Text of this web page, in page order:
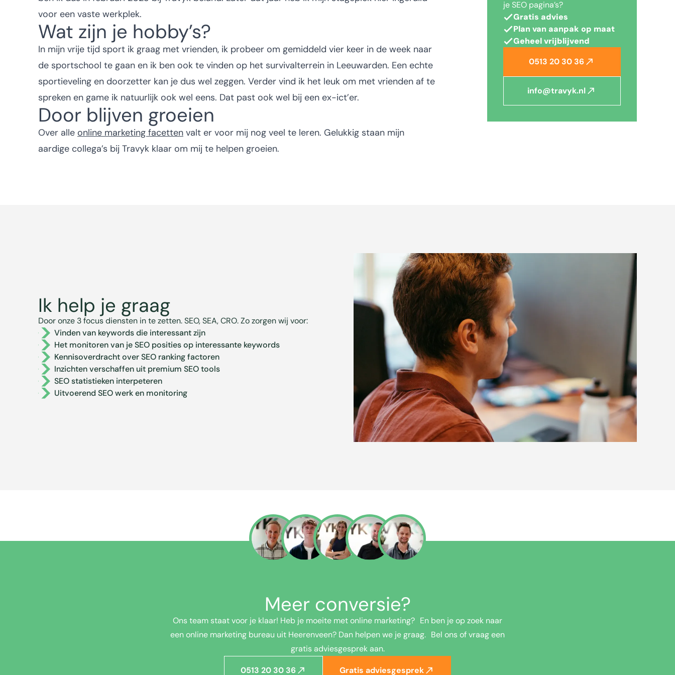
voor een vaste werkplek.
Wat zijn je hobby’s?
In mijn vrije tijd sport ik graag met vrienden, ik probeer om gemiddeld vier keer in de week naar
de sportschool te gaan en ik ben ook te vinden op het survivalterrein in Leeuwarden. Een echte
sportieveling en doorzetter kan je dus wel zeggen. Verder vind ik het leuk om met vrienden af te
spreken en game ik natuurlijk ook wel eens. Dat past ook wel bij een ex-ict’er.
Door blijven groeien
Over alle online marketing facetten valt er voor mij nog veel te leren. Gelukkig staan mijn
aardige collega’s bij Travyk klaar om mij te helpen groeien.
je SEO pagina’s?
Gratis advies
Plan van aanpak op maat
Geheel vrijblijvend
0513 20 30 36
info@travyk.nl
Ik help je graag
Door onze 3 focus diensten in te zetten. SEO, SEA, CRO. Zo zorgen wij voor:
Vinden van keywords die interessant zijn
Het monitoren van je SEO posities op interessante keywords
Kennisoverdracht over SEO ranking factoren
Inzichten verschaffen uit premium SEO tools
SEO statistieken interpeteren
Uitvoerend SEO werk en monitoring
Meer conversie?
Ons team staat voor je klaar! Heb je moeite met online marketing? En ben je op zoek naar
een online marketing bureau uit Heerenveen? Dan helpen we je graag. Bel ons of vraag een
gratis adviesgesprek aan.
0513 20 30 36 Gratis adviesgesprek